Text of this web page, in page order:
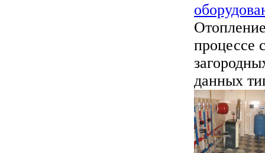
процессе
данных